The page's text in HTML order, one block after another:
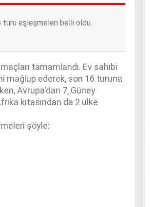
turu eşleşmeleri belli oldu.
tamamlandı. Ev sahibi
mağlup ederek, son 16 turuna
Avrupa'dan 7, Güney
kıtasından da 2 ülke
şöyle: